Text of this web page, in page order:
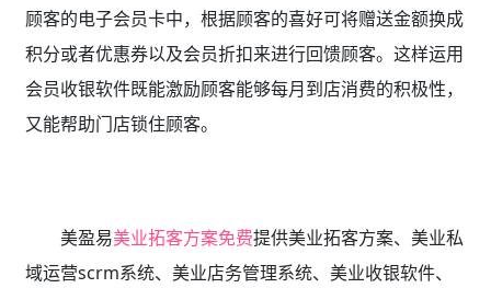
顾客的电子会员卡中，根据顾客的喜好可将赠送金额换成
积分或者优惠券以及会员折扣来进行回馈顾客。这样运用
会员收银软件既能激励顾客能够每月到店消费的积极性，
又能帮助门店锁住顾客。
美盈易美业拓客方案免费提供美业拓客方案、美业私
域运营scrm系统、 美业店务管理系统、美业收银软件、